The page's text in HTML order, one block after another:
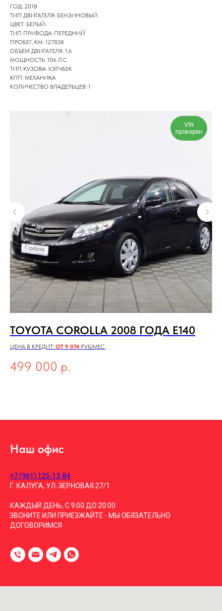
ГОД: 2018
ТИП ДВИГАТЕЛЯ: БЕНЗИНОВЫЙ
ЦВЕТ: БЕЛЫЙ
ТИП ПРИВОДА: ПЕРЕДНИЙ
ПРОБЕГ, КМ: 127838
ОБЪЕМ ДВИГАТЕЛЯ: 1.6
МОЩНОСТЬ: 106 Л.С.
ТИП КУЗОВА: ХЭТЧБЕК
КПП: МЕХАНИКА
КОЛИЧЕСТВО ВЛАДЕЛЬЦЕВ: 1
VIN
проверен
TOYOTA COROLLA 2008 ГОДА E140
ЦЕНА В КРЕДИТ: ОТ 9 074 РУБ/МЕС.
499 000 р.
Наш офис
+7 (961) 125-13-84
Г. КАЛУГА, УЛ. ЗЕРНОВАЯ 27/1
КАЖДЫЙ ДЕНЬ, С 9:00 ДО 20:00
ЗВОНИТЕ ИЛИ ПРИЕЗЖАЙТЕ - МЫ ОБЯЗАТЕЛЬНО
ДОГОВОРИМСЯ